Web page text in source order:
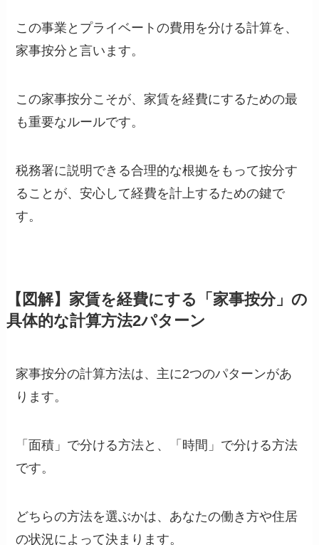
この事業とプライベートの費用を分ける計算を、
家事按分と言います。
この家事按分こそが、家賃を経費にするための最
も重要なルールです。
税務署に説明できる合理的な根拠をもって按分す
ることが、安心して経費を計上するための鍵で
す。
【図解】家賃を経費にする「家事按分」の
具体的な計算方法2パターン
家事按分の計算方法は、主に2つのパターンがあ
ります。
「面積」で分ける方法と、「時間」で分ける方法
です。
どちらの方法を選ぶかは、あなたの働き方や住居
の状況によって決まります。